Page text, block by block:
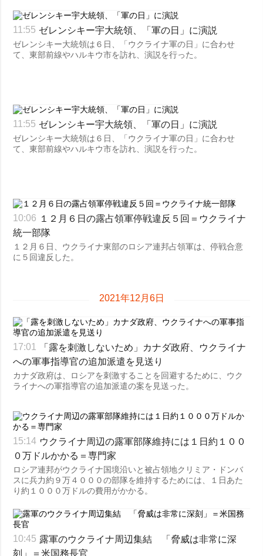
11:55 ゼレンシキー宇大統領、「軍の日」に演説
ゼレンシキー大統領は６日、「ウクライナ軍の日」に合わせ
て、東部前線やハルキウ市を訪れ、演説を行った。
11:55 ゼレンシキー宇大統領、「軍の日」に演説
ゼレンシキー大統領は６日、「ウクライナ軍の日」に合わせ
て、東部前線やハルキウ市を訪れ、演説を行った。
10:06 １２月６日の露占領軍停戦違反５回＝ウクライナ
統一部隊
１２月６日、ウクライナ東部のロシア連邦占領軍は、停戦合意
に５回違反した。
2021年12月6日
17:01
「露を刺激しないため」カナダ政府、ウクライナ
への軍事指導官の追加派遣を見送り
カナダ政府は、ロシアを刺激することを回避するために、ウク
ライナへの軍指導官の追加派遣の案を見送った。
15:14 ウクライナ周辺の露軍部隊維持には１日約１００
０万ドルかかる＝専門家
ロシア連邦がウクライナ国境沿いと被占領地クリミア・ドンバ
スに兵力約９万４０００の部隊を維持するためには、１日あた
り約１０００万ドルの費用がかかる。
10:45 露軍のウクライナ周辺集結 「脅威は非常に深
刻」＝米国務長官